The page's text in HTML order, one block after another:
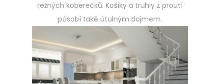
režných koberečků. Košíky a truhly z proutí
působí také útulným dojmem.